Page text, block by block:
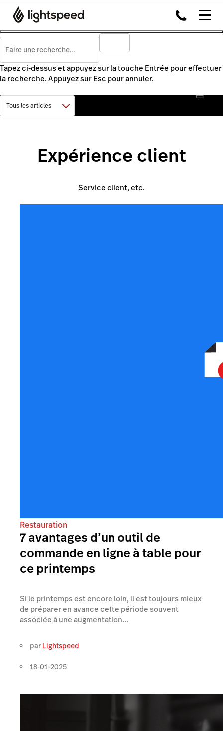
Tapez ci-dessus et appuyez sur la touche Entrée pour effectuer
la recherche. Appuyez sur Esc pour annuler.
Expérience client
Service client, etc.
Restauration
7 avantages d’un outil de
commande en ligne à table pour
ce printemps
Si le printemps est encore loin, il est toujours mieux
de préparer en avance cette période souvent
associée à une augmentation...
par Lightspeed
18-01-2025